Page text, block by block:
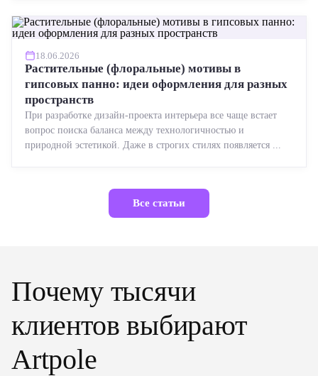
18.06.2026
Растительные (флоральные) мотивы в
гипсовых панно: идеи оформления для разных
пространств
При разработке дизайн-проекта интерьера все чаще встает
вопрос поиска баланса между технологичностью и
природной эстетикой. Даже в строгих стилях появляется ...
Все статьи
Почему тысячи
клиентов выбирают
Artpole